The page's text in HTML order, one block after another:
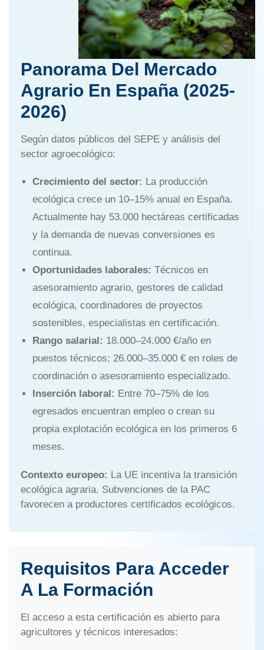
Panorama Del Mercado
Agrario En España (2025-
2026)
Según datos públicos del SEPE y análisis del
sector agroecológico:
Crecimiento del sector: La producción
ecológica crece un 10–15% anual en España.
Actualmente hay 53.000 hectáreas certificadas
y la demanda de nuevas conversiones es
continua.
Oportunidades laborales: Técnicos en
asesoramiento agrario, gestores de calidad
ecológica, coordinadores de proyectos
sostenibles, especialistas en certificación.
Rango salarial: 18.000–24.000 €/año en
puestos técnicos; 26.000–35.000 € en roles de
coordinación o asesoramiento especializado.
Inserción laboral: Entre 70–75% de los
egresados encuentran empleo o crean su
propia explotación ecológica en los primeros 6
meses.
Contexto europeo: La UE incentiva la transición
ecológica agraria. Subvenciones de la PAC
favorecen a productores certificados ecológicos.
Requisitos Para Acceder
A La Formación
El acceso a esta certificación es abierto para
agricultores y técnicos interesados: